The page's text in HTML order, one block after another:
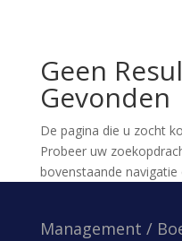
Geen
Gevonden
De pagina die u zocht
Probeer uw
bovenstaande
Management /